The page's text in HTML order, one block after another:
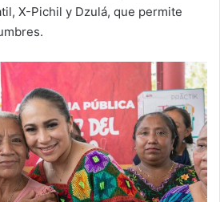
X-Pichil y Dzulá, que permite